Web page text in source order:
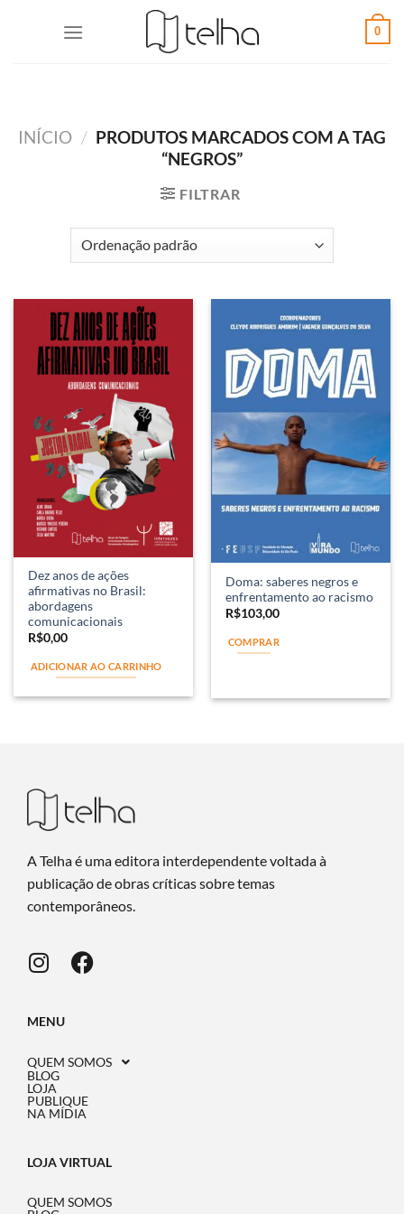
0
INÍCIO / PRODUTOS MARCADOS COM A TAG
“NEGROS”
FILTRAR
Dez anos de ações
afirmativas no Brasil:
abordagens
comunicacionais
R$0,00
ADICIONAR AO CARRINHO
Doma: saberes negros e
enfrentamento ao racismo
R$103,00
COMPRAR
A Telha é uma editora interdependente voltada à
publicação de obras críticas sobre temas
contemporâneos.
MENU
QUEM SOMOS
BLOG
LOJA
PUBLIQUE
NA MÍDIA
LOJA VIRTUAL
QUEM SOMOS